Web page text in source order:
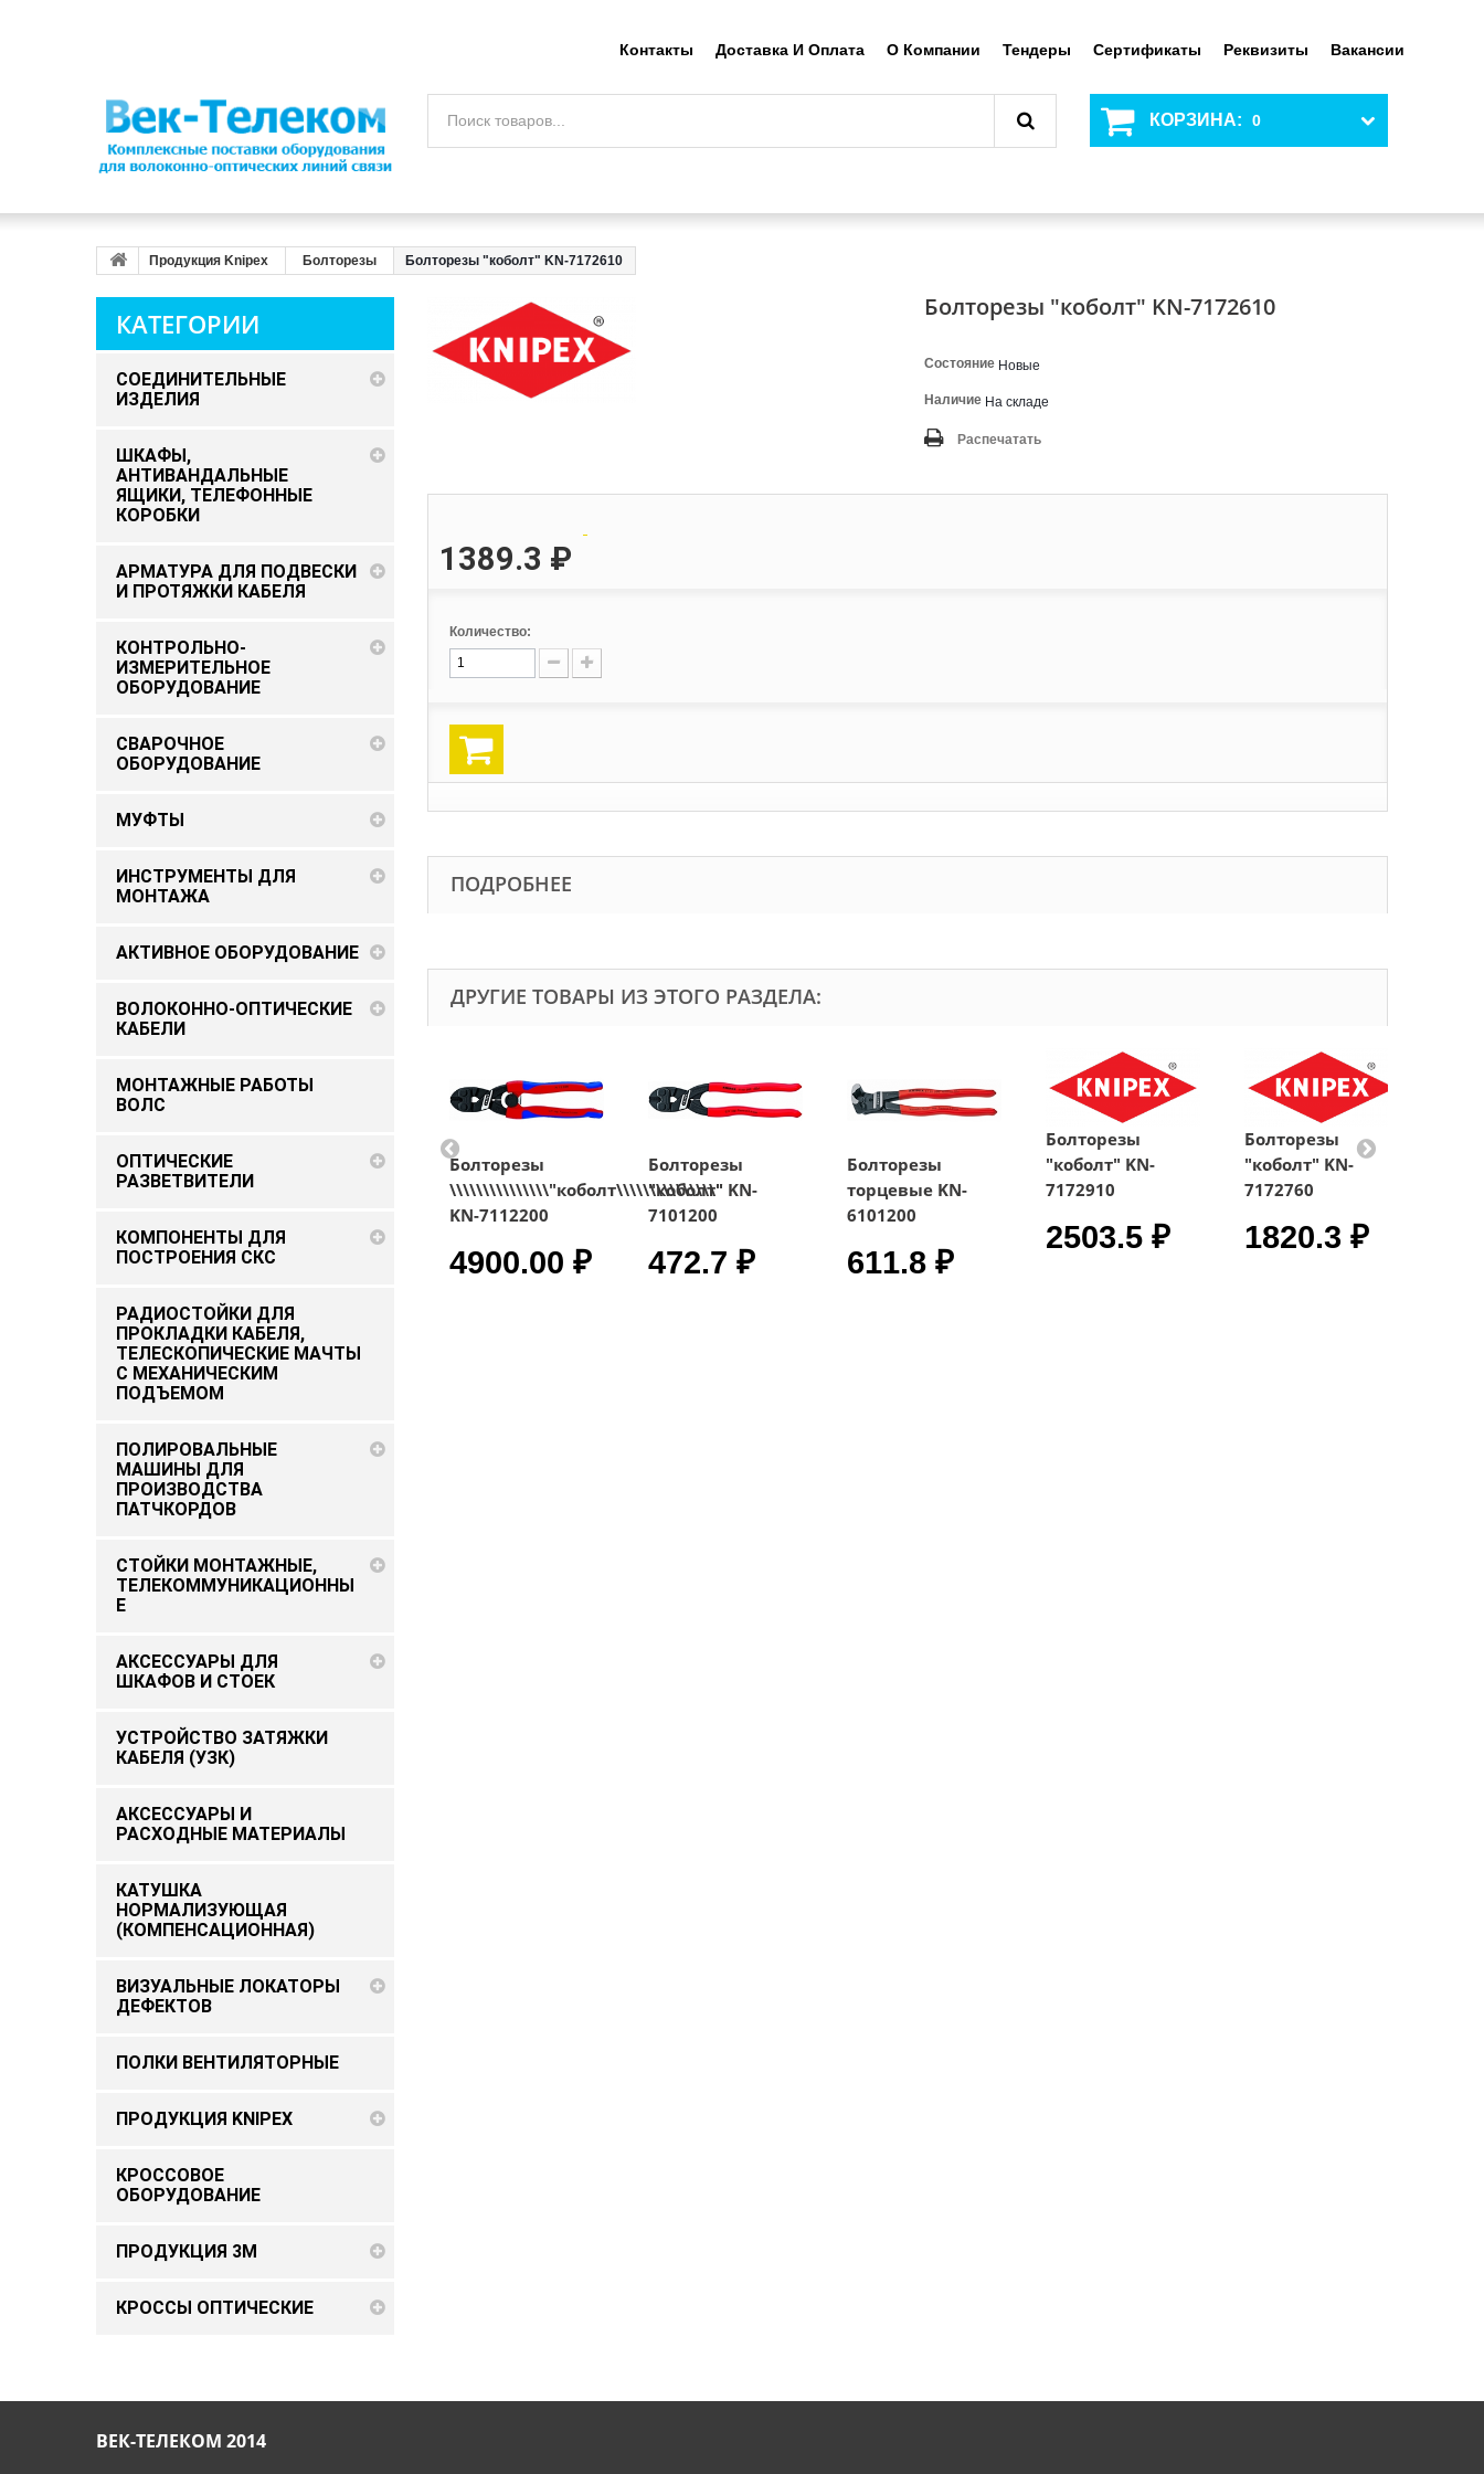
Вакансии
Реквизиты
Сертификаты
Тендеры
О Компании
Доставка И Оплата
Контакты
КОРЗИНА: 0
Продукция Knipex Болторезы Болторезы "коболт" KN-7172610
КАТЕГОРИИ
СОЕДИНИТЕЛЬНЫЕ
ИЗДЕЛИЯ
ШКАФЫ,
АНТИВАНДАЛЬНЫЕ
ЯЩИКИ, ТЕЛЕФОННЫЕ
КОРОБКИ
АРМАТУРА ДЛЯ ПОДВЕСКИ
И ПРОТЯЖКИ КАБЕЛЯ
КОНТРОЛЬНО-
ИЗМЕРИТЕЛЬНОЕ
ОБОРУДОВАНИЕ
СВАРОЧНОЕ
ОБОРУДОВАНИЕ
МУФТЫ
ИНСТРУМЕНТЫ ДЛЯ
МОНТАЖА
АКТИВНОЕ ОБОРУДОВАНИЕ
ВОЛОКОННО-ОПТИЧЕСКИЕ
КАБЕЛИ
МОНТАЖНЫЕ РАБОТЫ
ВОЛС
ОПТИЧЕСКИЕ
РАЗВЕТВИТЕЛИ
КОМПОНЕНТЫ ДЛЯ
ПОСТРОЕНИЯ СКС
РАДИОСТОЙКИ ДЛЯ
ПРОКЛАДКИ КАБЕЛЯ,
ТЕЛЕСКОПИЧЕСКИЕ МАЧТЫ
С МЕХАНИЧЕСКИМ
ПОДЪEМОМ
ПОЛИРОВАЛЬНЫЕ
МАШИНЫ ДЛЯ
ПРОИЗВОДСТВА
ПАТЧКОРДОВ
СТОЙКИ МОНТАЖНЫЕ,
ТЕЛЕКОММУНИКАЦИОННЫ
Е
АКСЕССУАРЫ ДЛЯ
ШКАФОВ И СТОЕК
УСТРОЙСТВО ЗАТЯЖКИ
КАБЕЛЯ (УЗК)
АКСЕССУАРЫ И
РАСХОДНЫЕ МАТЕРИАЛЫ
КАТУШКА
НОРМАЛИЗУЮЩАЯ
(КОМПЕНСАЦИОННАЯ)
ВИЗУАЛЬНЫЕ ЛОКАТОРЫ
ДЕФЕКТОВ
ПОЛКИ ВЕНТИЛЯТОРНЫЕ
ПРОДУКЦИЯ KNIPEX
КРОССОВОЕ
ОБОРУДОВАНИЕ
ПРОДУКЦИЯ 3M
КРОССЫ ОПТИЧЕСКИЕ
Болторезы "коболт" KN-7172610
Состояние Новые
Наличие На складе
Распечатать
1389.3 ₽
Количество:
ПОДРОБНЕЕ
ДРУГИЕ ТОВАРЫ ИЗ ЭТОГО РАЗДЕЛА:
Болторезы
"коболт" KN-
686.1 ₽
"коболт" KN-
588.7 ₽
Болторезы
\\\\\\\\\\\\\\\"коболт\\\\\\\\\\\\\\\"
KN-7112200
4900.00 ₽
Болторезы
"коболт" KN-
7101200
472.7 ₽
Болторезы
торцевые KN-
6101200
611.8 ₽
Болторезы
"коболт" KN-
7172910
2503.5 ₽
Болторезы
"коболт" KN-
7172760
1820.3 ₽
ВЕК-ТЕЛЕКОМ 2014